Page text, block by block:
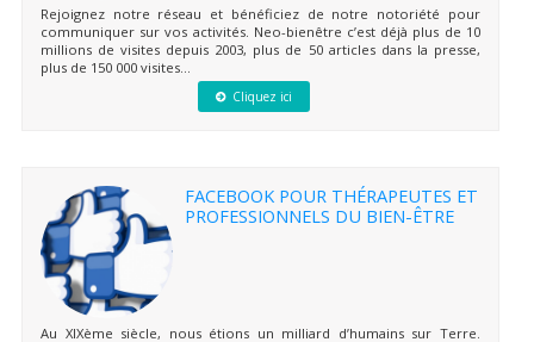
Rejoignez notre réseau et bénéficiez de notre notoriété pour
communiquer sur vos activités. Neo-bienêtre c’est déjà plus de 10
millions de visites depuis 2003, plus de 50 articles dans la presse,
plus de 150 000 visites...
Cliquez ici
FACEBOOK POUR THÉRAPEUTES ET
PROFESSIONNELS DU BIEN-ÊTRE
Au XIXème siècle, nous étions un milliard d’humains sur Terre.